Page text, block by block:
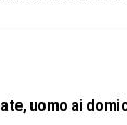
uomo ai